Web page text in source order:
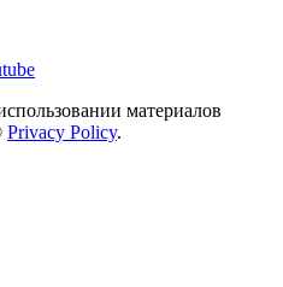
материалов
Privacy Policy.